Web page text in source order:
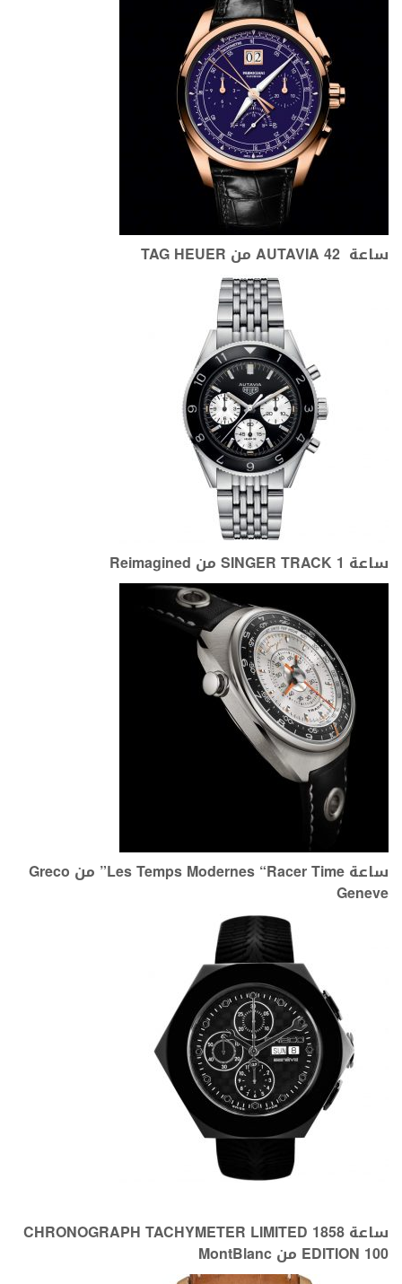
ساعة AUTAVIA 42 من T AG HEUER
ساعة SINGER TRACK 1 من Reimagined
ساعة Les Temps Modernes “Racer Time” من Greco
Geneve
ساعة 1858 CHRONOGRAPH TACHYMETER LIMITED
EDITION 100 من MontBlanc